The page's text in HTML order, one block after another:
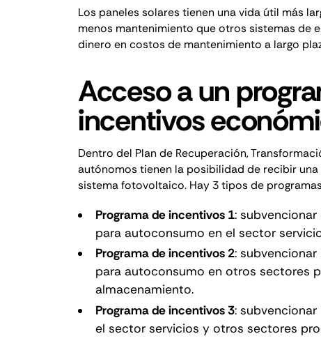
Los paneles solares tienen una vida útil más
menos mantenimiento que otros sistemas de
dinero en costos de mantenimiento a largo
Acceso a un
incentivos
Dentro del Plan de Recuperación,
autónomos tienen la posibilidad de recibir
sistema fotovoltaico. Hay 3 tipos de
Programa de incentivos 1:
para autoconsumo en el sector
Programa de incentivos 2:
para autoconsumo en otros sectores
almacenamiento.
Programa de incentivos 3:
el sector servicios y otros sectores